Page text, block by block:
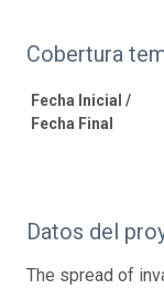
Cobertura
Fecha Inicial /
Fecha Final
Datos del
The spread of